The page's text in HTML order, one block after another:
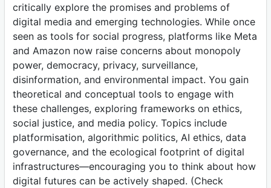
critically explore the promises and problems of
digital media and emerging technologies. While once
seen as tools for social progress, platforms like Meta
and Amazon now raise concerns about monopoly
power, democracy, privacy, surveillance,
disinformation, and environmental impact. You gain
theoretical and conceptual tools to engage with
these challenges, exploring frameworks on ethics,
social justice, and media policy. Topics include
platformisation, algorithmic politics, AI ethics, data
governance, and the ecological footprint of digital
infrastructures—encouraging you to think about how
digital futures can be actively shaped. (Check